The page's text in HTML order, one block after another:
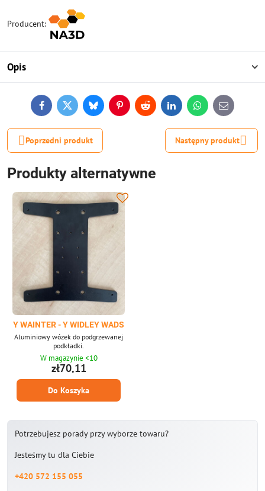
Producent:
Opis
FacebookTwitterBlueskyPinterestReddit LinkedInWhatsApp
E-
mail
Poprzedni produkt Następny produkt
Produkty alternatywne
Y WAINTER - Y WIDLEY WADS
Aluminiowy wózek do podgrzewanej
podkładki.
W magazynie <10
zł70,11
Do Koszyka
Potrzebujesz porady przy wyborze towaru?
Jesteśmy tu dla Ciebie
+420 572 155 055